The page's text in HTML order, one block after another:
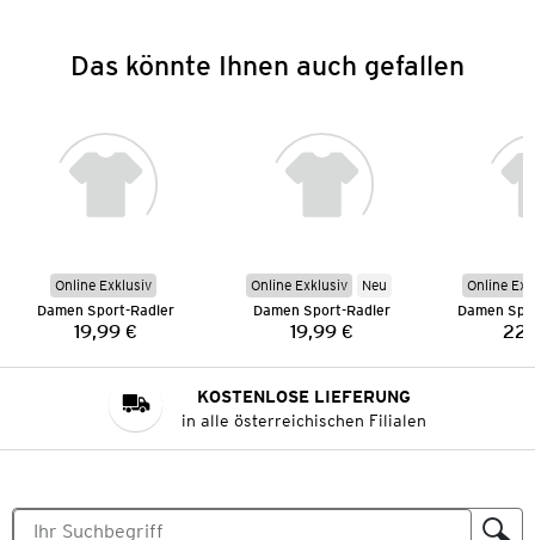
Das könnte Ihnen auch gefallen
Online Exklusiv
Damen Sport-Radler
Preis:
19,99 €
Online Exklusiv
Neu
Damen Sport-Radler
Preis:
19,99 €
Online
KOSTENLOSE LIEFERUNG
in alle österreichischen Filialen